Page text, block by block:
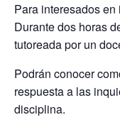
Para interesados
Durante dos horas
tutoreada por un
Podrán conocer
respuesta a las
disciplina.